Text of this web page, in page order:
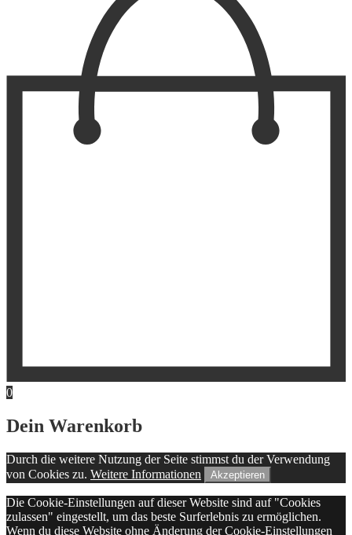
0
Dein Warenkorb
Durch die weitere Nutzung der Seite stimmst du der Verwendung
von Cookies zu. Weitere Informationen Akzeptieren
Die Cookie-Einstellungen auf dieser Website sind auf "Cookies
zulassen" eingestellt, um das beste Surferlebnis zu ermöglichen.
Wenn du diese Website ohne Änderung der Cookie-Einstellungen